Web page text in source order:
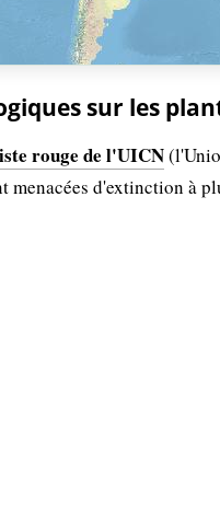
sur les
rouge de l'UICN
menacées d'extinction à